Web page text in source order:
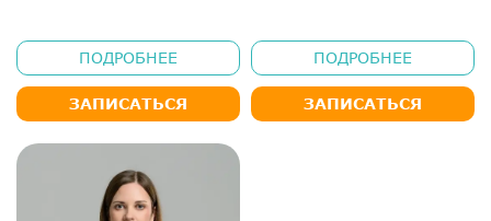
ПОДРОБНЕЕ
ЗАПИСАТЬСЯ
ПОДРОБНЕЕ
ЗАПИСАТЬСЯ